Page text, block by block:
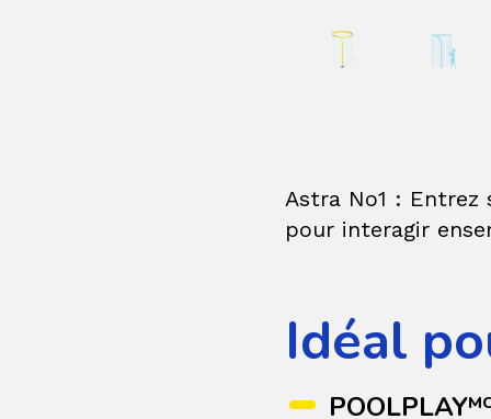
Astra No1 : Entrez
pour interagir
Idéal
POOLPLAY